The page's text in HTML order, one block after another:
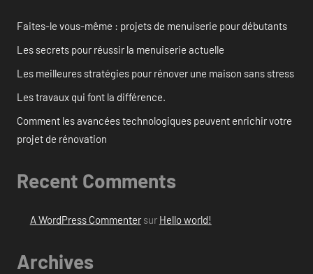
Faites-le vous-même : projets de menuiserie pour débutants
Les secrets pour réussir la menuiserie actuelle
Les meilleures stratégies pour rénover une maison sans stress
Les travaux qui font la différence.
Comment les avancées technologiques peuvent enrichir votre
projet de rénovation
Recent Comments
A WordPress Commentersur Hello world!
Archives